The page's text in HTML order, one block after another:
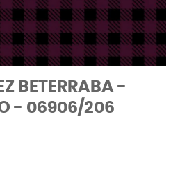
BETERRABA -
- 06906/206